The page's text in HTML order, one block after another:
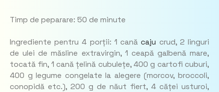
Timp de peparare: 50 de minute
Ingrediente pentru 4 porții: 1 canăcaju crud, 2 linguri
de ulei de măsline extravirgin, 1 ceapă galbenă mare,
tocată fin, 1 cană țelină cubulețe, 400 g cartofi cuburi,
400 g legume congelate la alegere (morcov, broccoli,
conopidă etc.), 200 g de năut fiert, 4 căței usturoi,